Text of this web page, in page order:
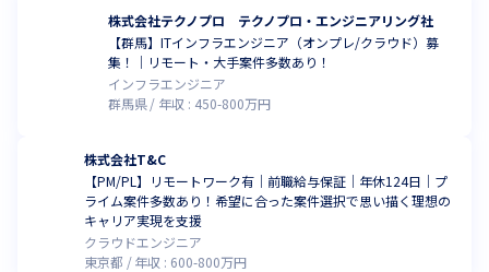
株式会社テクノプロ テクノプロ・エンジニアリング社
【群馬】ITインフラエンジニア（オンプレ/クラウド）募
集！｜リモート・大手案件多数あり！
インフラエンジニア
群馬県
年収 : 450-800万円
株式会社T&C
【PM/PL】リモートワーク有｜前職給与保証｜年休124日｜プ
ライム案件多数あり！希望に合った案件選択で思い描く理想の
キャリア実現を支援
クラウドエンジニア
東京都
年収 : 600-800万円